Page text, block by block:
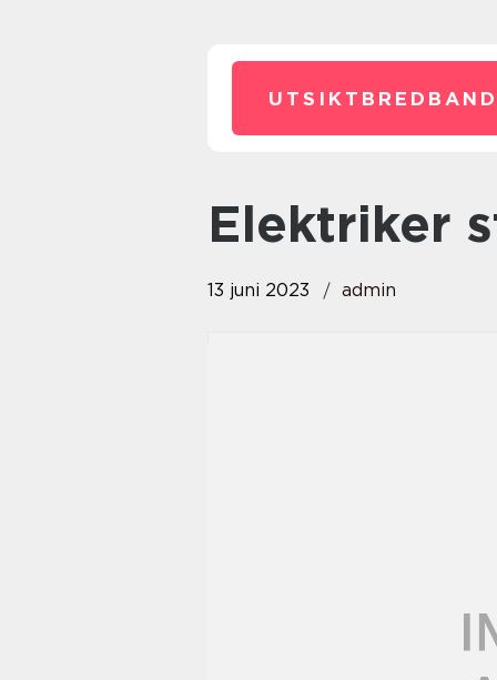
elektriker
13 juni 2023 admin